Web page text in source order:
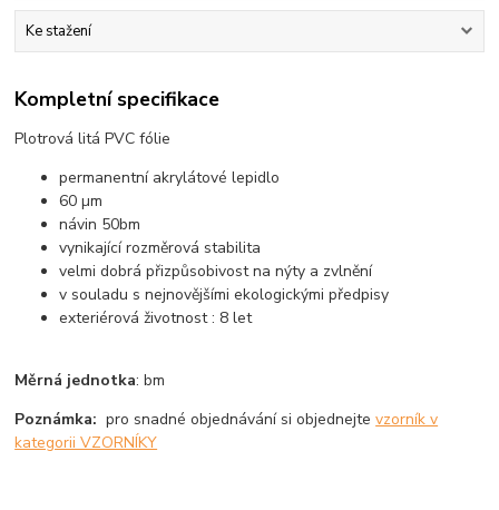
Ke stažení
Kompletní specifikace
Plotrová litá PVC fólie
permanentní akrylátové lepidlo
60 µm
návin 50bm
vynikající rozměrová stabilita
velmi dobrá přizpůsobivost na nýty a zvlnění
v souladu s nejnovějšími ekologickými předpisy
exteriérová životnost : 8 let
Měrná jednotka: bm
Poznámka: pro snadné objednávání si objednejtevzorník v
kategorii VZORNÍKY